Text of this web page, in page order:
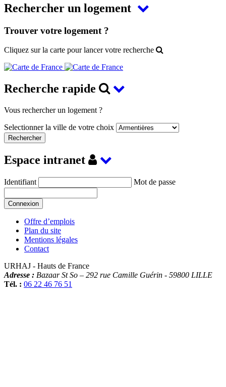
Rechercher un logement
Trouver votre logement ?
Cliquez sur la carte pour lancer votre recherche
Recherche rapide
Vous rechercher un logement ?
Selectionner la ville de votre choix
Espace intranet
Identifiant Mot de passe
Offre d’emplois
Plan du site
Mentions légales
Contact
URHAJ - Hauts de France
Adresse : Bazaar St So – 292 rue Camille Guérin - 59800 LILLE
Tél. : 06 22 46 76 51